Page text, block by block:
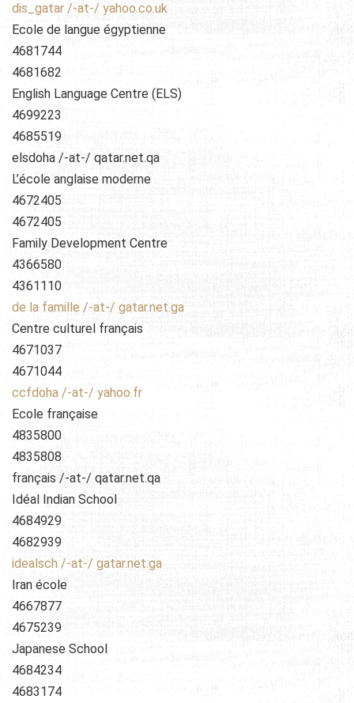
dis_gatar /-at-/ yahoo.co.uk
Ecole de langue égyptienne
4681744
4681682
English Language Centre (ELS)
4699223
4685519
elsdoha /-at-/ qatar.net.qa
L’école anglaise moderne
4672405
4672405
Family Development Centre
4366580
4361110
de la famille /-at-/ gatar.net.ga
Centre culturel français
4671037
4671044
ccfdoha /-at-/ yahoo.fr
Ecole française
4835800
4835808
français /-at-/ qatar.net.qa
Idéal Indian School
4684929
4682939
idealsch /-at-/ gatar.net.ga
Iran école
4667877
4675239
Japanese School
4684234
4683174